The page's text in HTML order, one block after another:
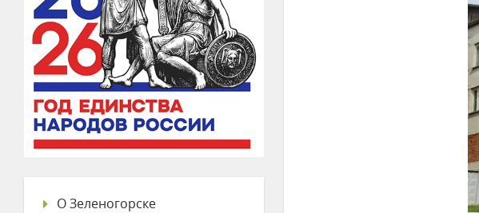
О Зеленогорске